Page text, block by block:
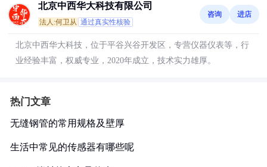
北京中西华大科技有限公司
法人:何卫从 通过真实性核验
咨询 进店
北京中西华大科技，位于平谷兴谷开发区，专营仪器仪表等，行
业经验丰富，权威专业，2020年成立，技术实力雄厚。
热门文章
无缝钢管的常用规格及壁厚
生活中常见的传感器有哪些呢